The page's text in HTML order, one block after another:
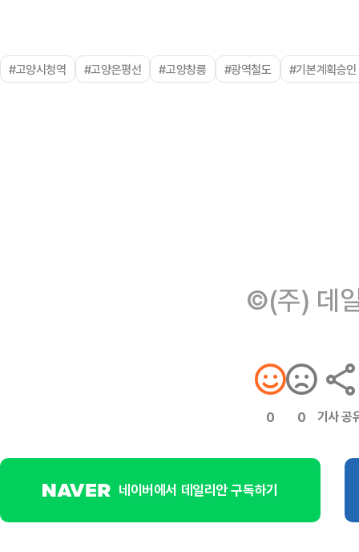
#고양시청역 #고양은평선 #고양창릉 #광역철도 #기본계획승인
©(주) 데
0 0 기사 공
네이버에서 데일리안 구독하기